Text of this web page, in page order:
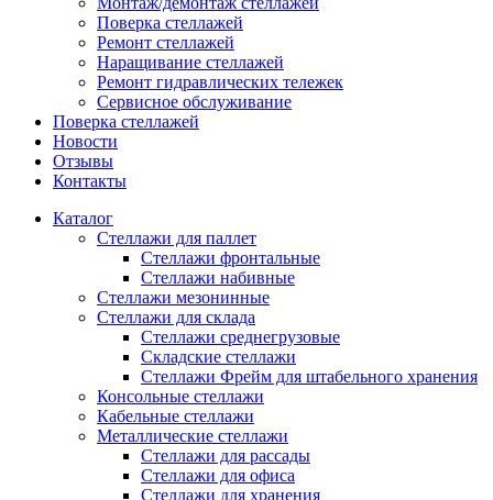
Поверка cтеллажей
Ремонт стеллажей
Наращивание стеллажей
Ремонт гидравлических тележек
Сервисное обслуживание
Поверка cтеллажей
Новости
Отзывы
Контакты
Каталог
Стеллажи для паллет
Стеллажи фронтальные
Стеллажи набивные
Стеллажи мезонинные
Стеллажи для склада
Стеллажи среднегрузовые
Складские стеллажи
Стеллажи Фрейм для штабельного хранения
Консольные стеллажи
Кабельные стеллажи
Металлические стеллажи
Стеллажи для рассады
Стеллажи для офиса
Стеллажи для хранения